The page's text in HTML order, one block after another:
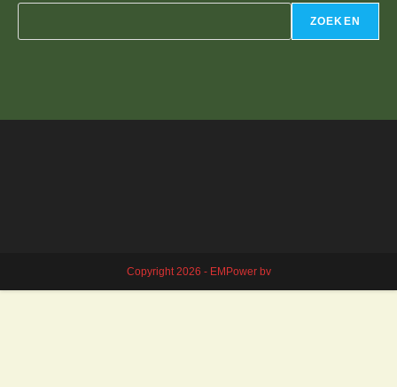
ZOEKEN
Copyright 2026 - EMPower bv